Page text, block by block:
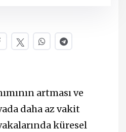
artması ve
daha az vakit
küresel